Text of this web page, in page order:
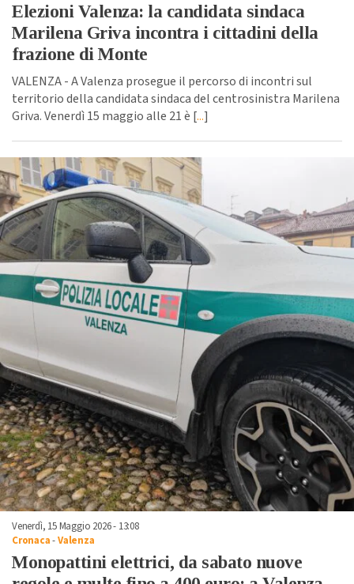
Elezioni Valenza: la candidata sindaca
Marilena Griva incontra i cittadini della
frazione di Monte
VALENZA - A Valenza prosegue il percorso di incontri sul
territorio della candidata sindaca del centrosinistra Marilena
Griva. Venerdì 15 maggio alle 21 è [...]
Venerdì, 15 Maggio 2026 - 13:08
Cronaca-Valenza
Monopattini elettrici, da sabato nuove